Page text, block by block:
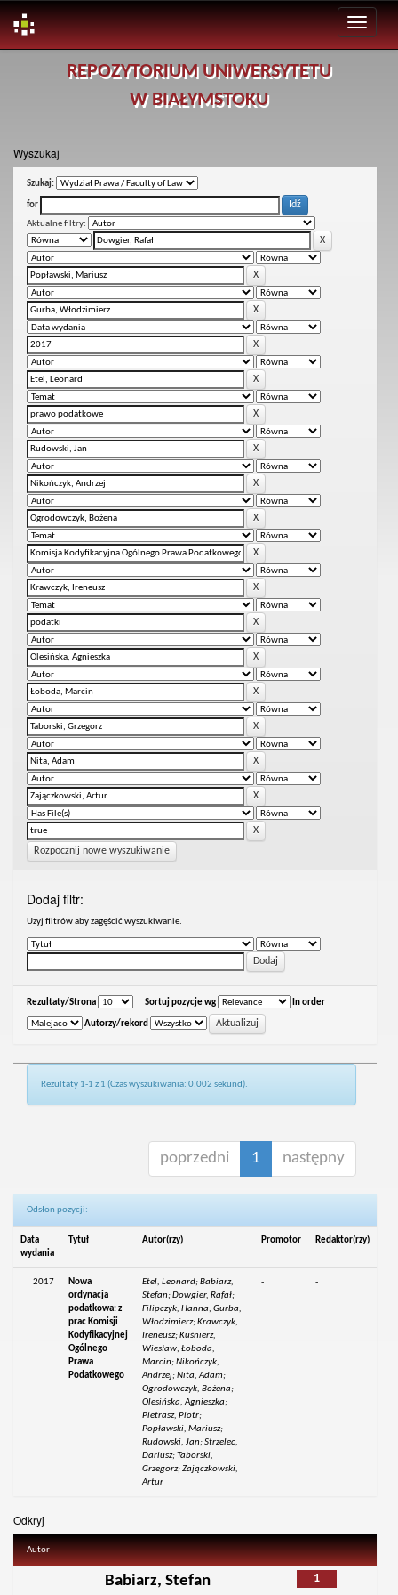
REPOZYTORIUM UNIWERSYTETU
W BIAŁYMSTOKU
Wyszukaj
Szukaj:
for
Aktualne filtry:
Rozpocznij nowe wyszukiwanie
Dodaj filtr:
Uzyj filtrów aby zagęścić wyszukiwanie.
Rezultaty/Strona Sortuj pozycje wg In order
Autorzy/rekord
Rezultaty 1-1 z 1 (Czas wyszukiwania: 0.002 sekund).
poprzedni 1 następny
Odsłon pozycji:
Data
wydania
Tytuł Autor(rzy) Promotor Redaktor(rzy)
2017
Nowa
ordynacja
podatkowa: z
prac Komisji
Kodyfikacyjnej
Ogólnego
Prawa
Podatkowego
Etel, Leonard; Babiarz,
Stefan; Dowgier, Rafał;
Filipczyk, Hanna; Gurba,
Włodzimierz; Krawczyk,
Ireneusz; Kuśnierz,
Wiesław; Łoboda,
Marcin; Nikończyk,
Andrzej; Nita, Adam;
Ogrodowczyk, Bożena;
Olesińska, Agnieszka;
Pietrasz, Piotr;
Popławski, Mariusz;
Rudowski, Jan; Strzelec,
Dariusz; Taborski,
Grzegorz; Zajączkowski,
Artur
- -
Odkryj
Autor
1
Babiarz, Stefan